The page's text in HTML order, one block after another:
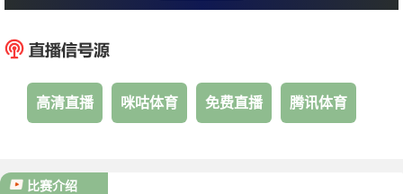
高清直播 咪咕体育 免费直播 腾讯体育
比赛介绍